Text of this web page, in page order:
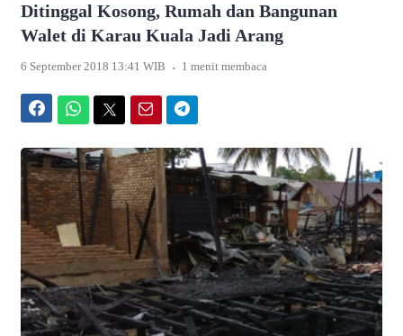
Ditinggal Kosong, Rumah dan Bangunan
Walet di Karau Kuala Jadi Arang
6 September 2018 13:41 WIB . 1 menit membaca